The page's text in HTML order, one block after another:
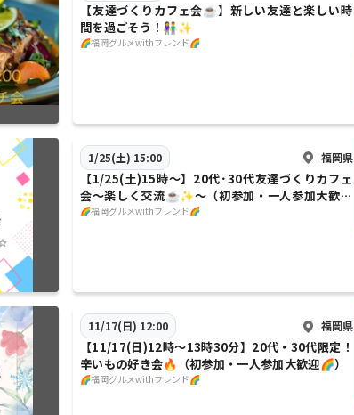
【友達づくりカフェ会☕】新しい友達と楽しい時
間を過ごそう！👫✨
🌈福岡グルメwithフレンド🌈
1/25(土) 15:00 福岡県
【1/25(土)15時～】20代･30代友達づくりカフェ
会～楽しく交流☕️✨～（初参加・一人参加大歓迎
🌈）
🌈福岡グルメwithフレンド🌈
11/17(日) 12:00 福岡県
【11/17(日)12時～13時30分】20代・30代限定！
辛いもの好き会🔥（初参加・一人参加大歓迎🌈）
🌈福岡グルメwithフレンド🌈